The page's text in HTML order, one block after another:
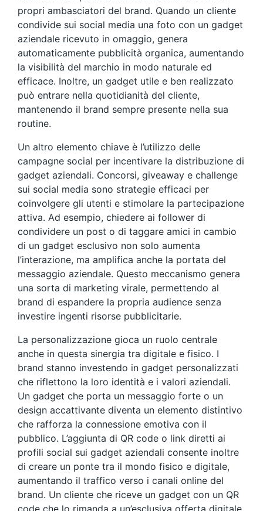
propri ambasciatori del brand. Quando un cliente
condivide sui social media una foto con un gadget
aziendale ricevuto in omaggio, genera
automaticamente pubblicità organica, aumentando
la visibilità del marchio in modo naturale ed
efficace. Inoltre, un gadget utile e ben realizzato
può entrare nella quotidianità del cliente,
mantenendo il brand sempre presente nella sua
routine.
Un altro elemento chiave è l’utilizzo delle
campagne social per incentivare la distribuzione di
gadget aziendali. Concorsi, giveaway e challenge
sui social media sono strategie efficaci per
coinvolgere gli utenti e stimolare la partecipazione
attiva. Ad esempio, chiedere ai follower di
condividere un post o di taggare amici in cambio
di un gadget esclusivo non solo aumenta
l’interazione, ma amplifica anche la portata del
messaggio aziendale. Questo meccanismo genera
una sorta di marketing virale, permettendo al
brand di espandere la propria audience senza
investire ingenti risorse pubblicitarie.
La personalizzazione gioca un ruolo centrale
anche in questa sinergia tra digitale e fisico. I
brand stanno investendo in gadget personalizzati
che riflettono la loro identità e i valori aziendali.
Un gadget che porta un messaggio forte o un
design accattivante diventa un elemento distintivo
che rafforza la connessione emotiva con il
pubblico. L’aggiunta di QR code o link diretti ai
profili social sui gadget aziendali consente inoltre
di creare un ponte tra il mondo fisico e digitale,
aumentando il traffico verso i canali online del
brand. Un cliente che riceve un gadget con un QR
code che lo rimanda a un’esclusiva offerta digitale